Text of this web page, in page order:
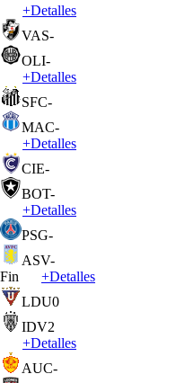
+Detalles
VAS-
OLI-
+Detalles
SFC-
MAC-
+Detalles
CIE-
BOT-
+Detalles
PSG-
ASV-
Fin
+Detalles
LDU0
IDV2
+Detalles
AUC-